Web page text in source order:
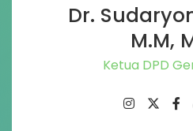
Dr.
M.M,
Ketua DPD